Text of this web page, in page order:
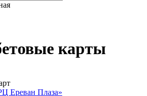
карты